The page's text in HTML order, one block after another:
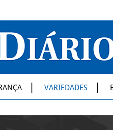
VARIEDADES